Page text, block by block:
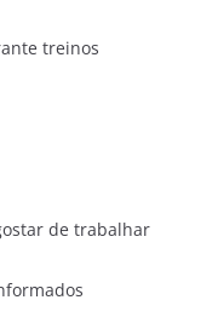
treinos
de trabalhar